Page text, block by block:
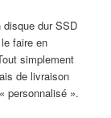
dur SSD
faire en
simplement
de livraison
personnalisé ».